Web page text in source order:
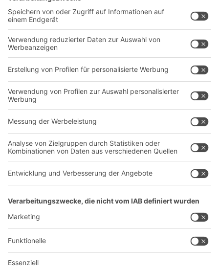
Intralogistiklösungen
Regalsysteme
Transportsysteme
Dienstleistungen
Kontaktformular
Unternehmen
Über uns
Produktionsstandorte
Karriere
Follow us
YOUR LIFE.
+49 (6753) 122-922